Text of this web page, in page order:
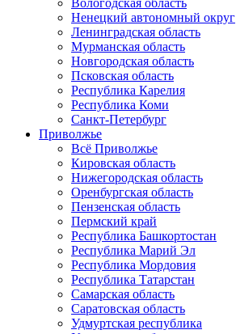
Вологодская область
Ненецкий автономный округ
Ленинградская область
Мурманская область
Новгородская область
Псковская область
Республика Карелия
Республика Коми
Санкт-Петербург
Приволжье
Всё Приволжье
Кировская область
Нижегородская область
Оренбургская область
Пензенская область
Пермский край
Республика Башкортостан
Республика Марий Эл
Республика Мордовия
Республика Татарстан
Самарская область
Саратовская область
Удмуртская республика